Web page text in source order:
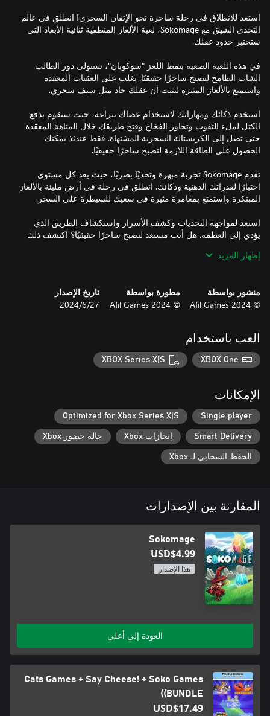
استعد للانطلاق في رحلة ساحرة نحو الإتقان السحري! انطلق في عالم
التحدي الشيق مع Sokomage، لعبة الألغاز المنطقية ثنائية الأبعاد التي
في هذه اللعبة الصعبة بنمط اللغز "سوكوبان"، ستتولى دور الطالب
الشاب الطامح ليصبح ساحرًا حقيقيًا. تغلب على العقبات المعقدة
استخدم ذكائك ومهاراتك لاستخدام عصاك ببراعة، حيث ستقوم بدفع
الكتل لملء الثقوب وتجاوز الفخاخ وفتح طريقك خلال المتاهة المعقدة
حتى تصل إلى الكريستالة السحرية المشتهاة. فقط عندئذ يمكنك
تقدم Sokomage تجربة مبهرة وتحديًا بصريًا، حيث يعد كل مستوى
اختبارًا لقدراتك الذهنية وذكائك. انطلق في رحلة في أرض مليئة بالألغاز
استعد لمواجهة التحديات وكشف الأسرار واستكشاف الطريق الذي
يؤدي إلى العظمة. هل أنت مستعد لتصبح ساحرًا حقيقيًا؟ اكتشف ذلك
استثنائية!
إظهار المزيد
منشور بواسطة
© 2024 Afil Games
مطورة بواسطة
© 2024 Afil Games
تاريخ الإصدار
27‏/6‏/2024
العب باستخدام
XBOX One
XBOX Series X|S
الإمكانات
Single player
Optimized for Xbox Series X|S
Smart Delivery إنجازات Xbox حالة حضور Xbox
الحفظ السحابي لـ Xbox
المقارنة بين الإصدارات
Sokomage
USD$4.99
هذا الإصدار
العودة إلى أعلى
Cats Games + Say Cheese! + Soko Games
(BUNDLE)
USD$17.49